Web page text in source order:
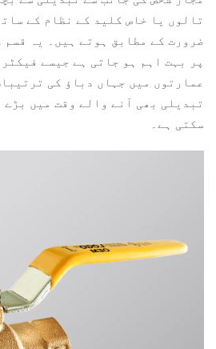
تالوں یا خاص کلید کے نظام کے
ضرورت کے مطابق ہوتے ہیں۔ یہ
پر بہت اہم ہو جاتی ہے جیسے
عمارتوں میں جہاں دباؤ کی
تبدیلی بھی آنے والے وقت میں
سکتی ہے۔